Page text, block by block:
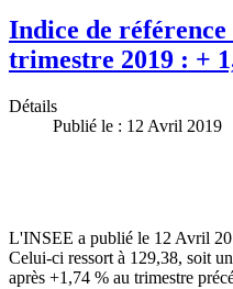
Indice de
trimestre 2019 : +
Détails
Publié le : 12 Avril 2019
L'INSEE a publié le 12 Avril
Celui-ci ressort à 129,38, soit
après +1,74 % au trimestre